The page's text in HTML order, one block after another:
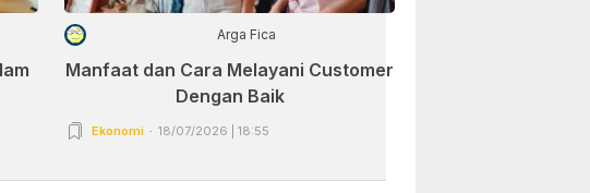
Arga Fica
Manfaat dan Cara Melayani Customer
Dengan Baik
Ekonomi 18/07/2026 | 18:55